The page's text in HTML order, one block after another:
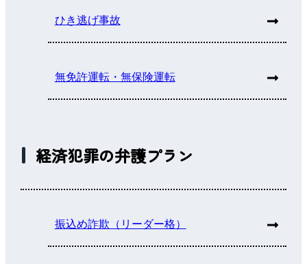
ひき逃げ事故
無免許運転・無保険運転
経済犯罪の弁護プラン
振込め詐欺（リーダー格）